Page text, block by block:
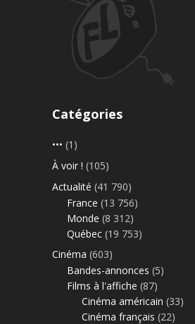
Catégories
••• (1)
À voir ! (105)
Actualité (41 790)
France (13 756)
Monde (8 312)
Québec (19 753)
Cinéma (603)
Bandes-annonces (5)
Films à l'affiche (87)
Cinéma américain (33)
Cinéma français (22)